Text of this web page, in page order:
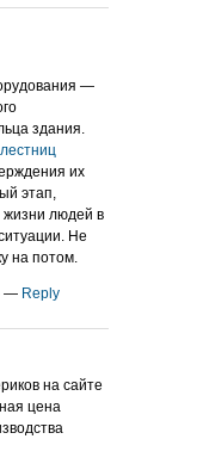
—
здания.
их
этап,
жизни людей в
Не
на потом.
— Reply
на сайте
цена